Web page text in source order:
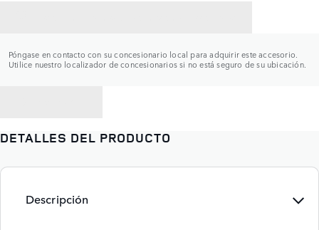
Póngase en contacto con su concesionario local para adquirir este accesorio.
Utilice nuestro localizador de concesionarios si no está seguro de su ubicación.
DETALLES DEL PRODUCTO
Descripción